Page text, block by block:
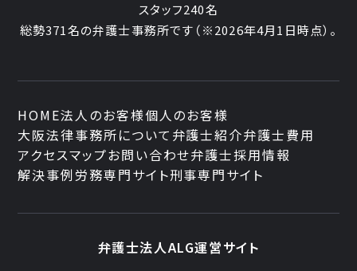
スタッフ240名
総勢371名の弁護士事務所です （※2026年4月1日時点）。
HOME法人のお客様個人のお客様
大阪法律事務所について 弁護士紹介弁護士費用
アクセスマップお問い合わせ弁護士採用情報
解決事例労務専門サイト刑事専門サイト
弁護士法人ALG運営サイト